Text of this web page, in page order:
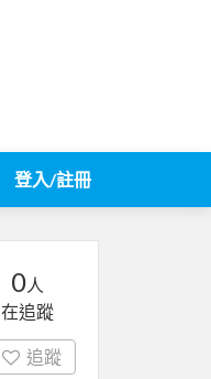
登入/註冊
0人
在追蹤
追蹤